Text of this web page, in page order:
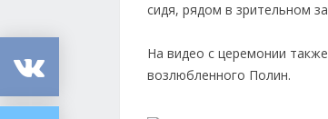
сидя, рядом в зрительном
На видео с церемонии
возлюбленного Полин.